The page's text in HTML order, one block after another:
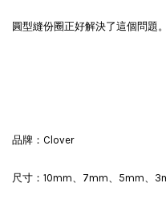
圓型縫份圈正好解決了這個問題。
品牌：Clover
尺寸：10mm、7mm、5mm、